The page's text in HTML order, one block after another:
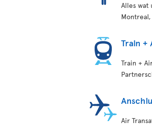
Alles wat
Train +
Train +
Air